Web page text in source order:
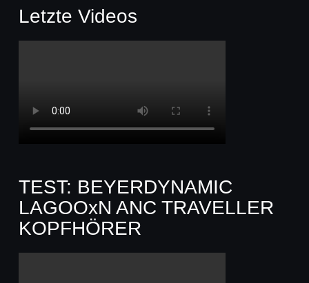
Letzte Videos
TEST: BEYERDYNAMIC
LAGOOxN ANC TRAVELLER
KOPFHÖRER